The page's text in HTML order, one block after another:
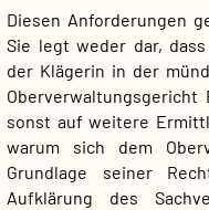
Diesen Anforderungen
Sie legt weder dar,
der Klägerin in der
sonst auf weitere
warum sich dem
Grundlage seiner
Aufklärung des